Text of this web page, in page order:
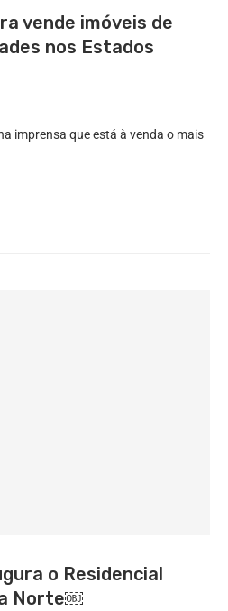
vende imóveis de
nos Estados
imprensa que está à venda o mais
o Residencial
Norte￼